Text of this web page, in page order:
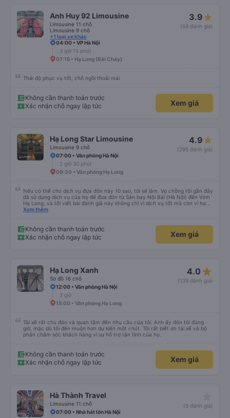
Anh Huy 92 Limousine
Limousine 11 chỗ
Limousine 9 chỗ
+1 loại xe khác
3.9
(59 đánh giá)
04:00 • VP Hà Nội
3 giờ 15 phút
07:15 • Hạ Long (Bãi Cháy)
Thái độ phục vụ tốt, chỗ ngồi thoải mái
Không cần thanh toán trước
Xác nhận chỗ ngay lập tức
Xem giá
Hạ Long Star Limousine
Limousine 9 chỗ
4.9
(295 đánh giá)
07:00 • Văn phòng Hà Nội
2 giờ 30 phút
09:30 • Văn phòng Hạ Long
Nếu có thể cho dịch vụ đưa đón này 10 sao, tôi sẽ làm. Vợ chồng tôi gần đây
đã sử dụng dịch vụ của họ để đưa đón từ Sân bay Nội Bài (Hà Nội) đến Vịnh
Hạ Long, và tôi viết bài đánh giá này không chỉ vì dịch vụ tốt mà còn vì họ
thực sự là những anh hùng. Chuyến bay của chúng tôi bị hoãn nghiêm trọng,
sẽ lỡ chuyến xe đã đặt trước, có khả năng gây nguy hiểm cho toàn bộ
chuyến du ngoạn Vịnh Hạ Long của chúng tôi vào ngày hôm sau. Thật ngạc
nhiên, tài xế vẫn ở đó, kiên nhẫn chờ đợi chúng tôi. Anh ấy bình tĩnh giúp
tuyệt vời và sự thấu hiểu. Họ đã nỗ lực hết mình (theo đúng nghĩa đen!) để
đảm bảo kỳ nghỉ của chúng tôi không bị hủy hoại. Rất, rất đáng để giới thiệu!
Xem thêm
Không cần thanh toán trước
Xác nhận chỗ ngay lập tức
Xem giá
Hạ Long Xanh
Sơ đồ 16 chỗ
4.0 star_rate
(139 đánh giá)
12:00 • Văn phòng Hà Nội
3 giờ
15:00 • Văn phòng Hạ Long
Tài xế rất chu đáo và quan tâm đến nhu cầu của tôi. Anh ấy đón tôi đúng
giờ, mặc dù tôi đến muộn hơn dự kiến ​​một chút. Tôi rất biết ơn tài xế và bộ
phận chăm sóc khách hàng vì sự hỗ trợ tận tình của họ.
Không cần thanh toán trước
Xác nhận chỗ ngay lập tức
Xem giá
Hà Thành Travel
Limousine 11 chỗ
(0 đánh giá)
07:00 • Nhà hát lớn Hà Nội